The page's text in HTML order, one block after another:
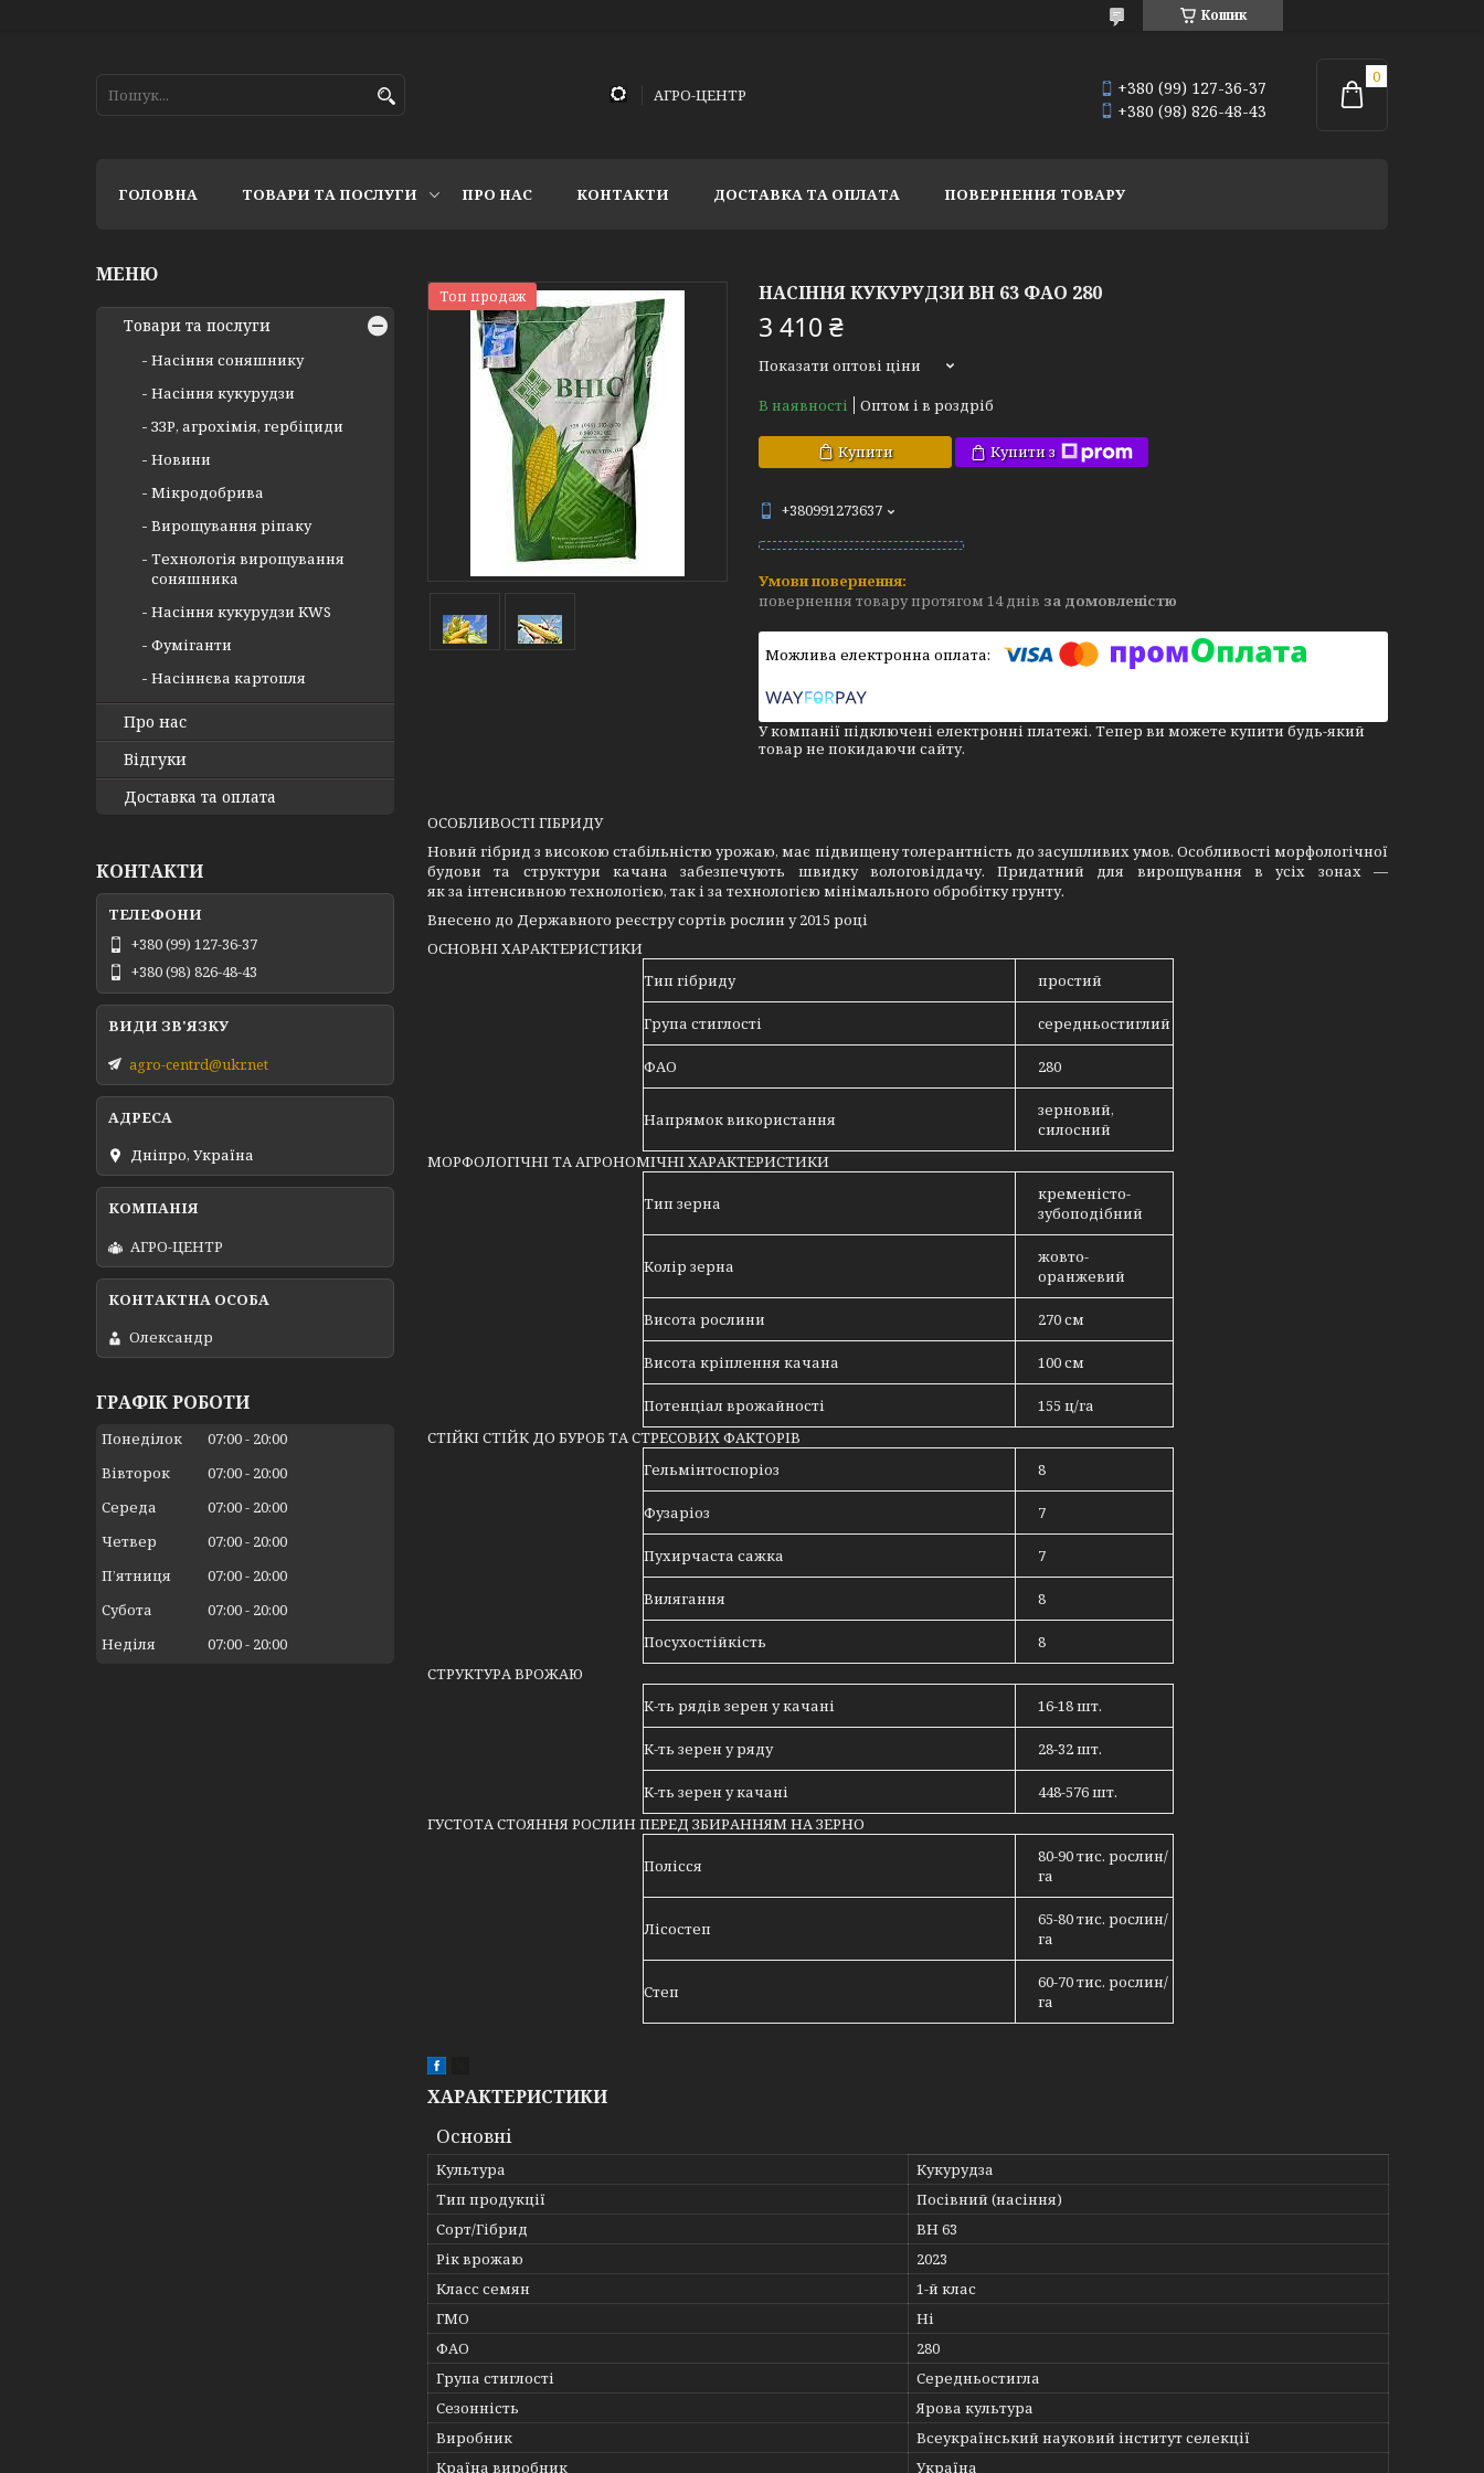
Кошик
АГРО-ЦЕНТР
+380 (99) 127-36-37
+380 (98) 826-48-43
ГОЛОВНА ТОВАРИ ТА ПОСЛУГИ ПРО НАС КОНТАКТИ ДОСТАВКА ТА ОПЛАТА ПОВЕРНЕННЯ ТОВАРУ
Топ продаж НАСІННЯ КУКУРУДЗИ ВН 63 ФАО 280
3 410 ₴
Показати оптові ціни
В наявності
Оптом і в роздріб
Купити Купити з
+380991273637
повернення товару протягом 14 днів за домовленістю
У компанії підключені електронні платежі. Тепер ви можете купити будь-який
товар не покидаючи сайту.
ОСОБЛИВОСТІ ГІБРИДУ
Новий гібрид з високою стабільністю урожаю, має підвищену толерантність до засушливих умов. Особливості морфологічної
будови та структури качана забезпечують швидку вологовіддачу. Придатний для вирощування в усіх зонах —
як за інтенсивною технологією, так і за технологією мінімального обробітку грунту.
Внесено до Державного реєстру сортів рослин у 2015 році
ОСНОВНІ ХАРАКТЕРИСТИКИ
Тип гібриду
простий
Група стиглості cередньостиглий
ФАО 280
Напрямок використання
зерновий,
силосний
МОРФОЛОГІЧНІ ТА АГРОНОМІЧНІ ХАРАКТЕРИСТИКИ
Тип зерна
кременісто-
зубоподібний
Колір зерна
жовто-
оранжевий
Висота рослини 270 см
Висота кріплення качана 100 см
Потенціал врожайності
155 ц/га
СТІЙКІ СТІЙК ДО БУРОБ ТА СТРЕСОВИХ ФАКТОРІВ
Гельмінтоспоріоз
8
Фузаріоз 7
Пухирчаста сажка 7
Вилягання 8
Посухостійкість
8
СТРУКТУРА ВРОЖАЮ
К-ть рядів зерен у качані
16-18 шт.
К-ть зерен у ряду 28-32 шт.
К-ть зерен у качані
448-576 шт.
ГУСТОТА СТОЯННЯ РОСЛИН ПЕРЕД ЗБИРАННЯМ НА ЗЕРНО
Полісся
80-90 тис. рослин/
га
Лісостеп
65-80 тис. рослин/
га
Степ
60-70 тис. рослин/
га
ХАРАКТЕРИСТИКИ
Основні
Культура
Кукурудза
Тип продукції
Посівний (насіння)
Сорт/Гібрид
ВН 63
Рік врожаю
2023
Класс семян
1-й клас
ГМО
Ні
ФАО
280
Група стиглості
Середньостигла
Сезонність
Ярова культура
Виробник
Всеукраїнський науковий інститут селекції
Країна виробник
Україна
Товари та послуги
Насіння соняшнику
Насіння кукурудзи
ЗЗР, агрохімія, гербіциди
Новини
Мікродобрива
Вирощування ріпаку
Технологія вирощування
соняшника
Насіння кукурудзи KWS
Фуміганти
Насіннєва картопля
Про нас
Відгуки
Доставка та оплата
КОНТАКТИ
+380 (99) 127-36-37
+380 (98) 826-48-43
agro-centrd@ukr.net
Дніпро, Україна
АГРО-ЦЕНТР
Олександр
ГРАФІК РОБОТИ
Понеділок 07:00
20:00
Вівторок
07:00
20:00
Середа
07:00
20:00
Четвер
07:00
20:00
Пʼятниця
07:00
20:00
Субота
07:00
20:00
Неділя
07:00 20:00